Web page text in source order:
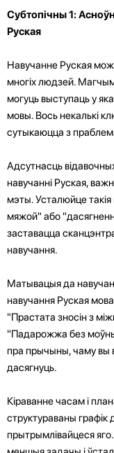
Субтопічны 1:
Руская
Навучанне Руская
многіх людзей.
могуць выступаць у
мовы. Вось некалькі
сутыкаюцца з
Адсутнасць
навучанні Руская,
мэты. Усталюйце
мяжой" або
заставацца
навучання.
Матывацыя да
навучання Руская
"Прастата зносін з
"Падарожжа без
пра прычыны, чаму вы
дасягнуць.
Кіраванне часам і
структураваны графік
прытрымлівайцеся